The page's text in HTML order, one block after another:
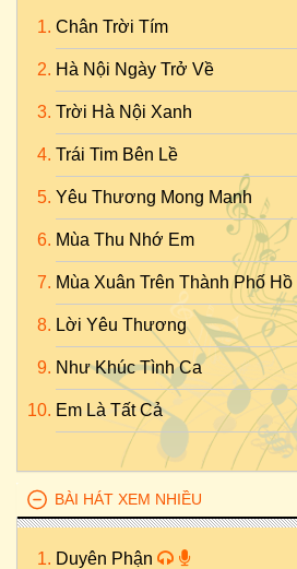
Chân Trời Tím
Hà Nội Ngày Trở Về
Trời Hà Nội Xanh
Trái Tim Bên Lề
Yêu Thương Mong Manh
Mùa Thu Nhớ Em
Mùa Xuân Trên Thành Phố
Lời Yêu Thương
Như Khúc Tình Ca
Em Là Tất Cả
BÀI HÁT XEM NHIỀU
Duyên Phận